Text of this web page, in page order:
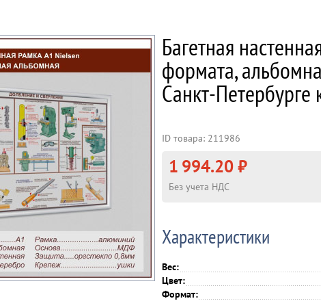
Багетная
формата,
Санкт-Петербурге
ID товара: 211986
1 994.20 ₽
Без учета НДС
Характеристики
Вес:
Цвет:
Формат: